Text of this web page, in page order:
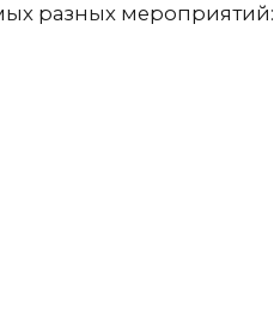
разных мероприятий: